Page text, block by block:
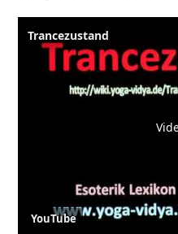
Trancezustand
YouTube